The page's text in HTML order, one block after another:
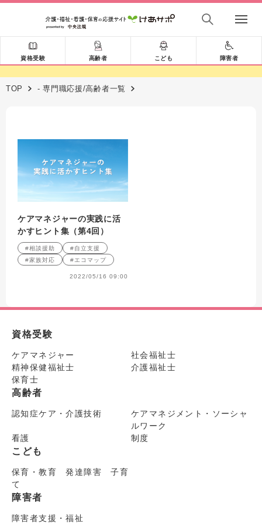
資格受験 高齢者 こども 障害者
TOP - 専門職応援/高齢者一覧
ケアマネジャーの実践に活
かすヒント集（第4回）
#相談援助
#自立支援
#家族対応
#エコマップ
2022/05/16 09:00
資格受験
ケアマネジャー
社会福祉士
精神保健福祉士
介護福祉士
保育士
高齢者
認知症ケア・介護技術
ケアマネジメント・ソーシャ
ルワーク
看護
制度
こども
保育・教育 発達障害 子育
て
障害者
障害者支援・福祉